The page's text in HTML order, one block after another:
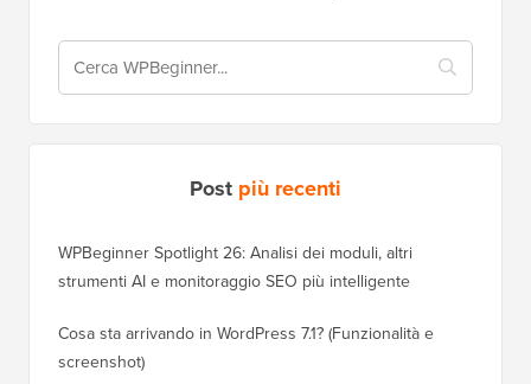
Post più recenti
WPBeginner Spotlight 26: Analisi dei moduli, altri
strumenti AI e monitoraggio SEO più intelligente
Cosa sta arrivando in WordPress 7.1? (Funzionalità e
screenshot)